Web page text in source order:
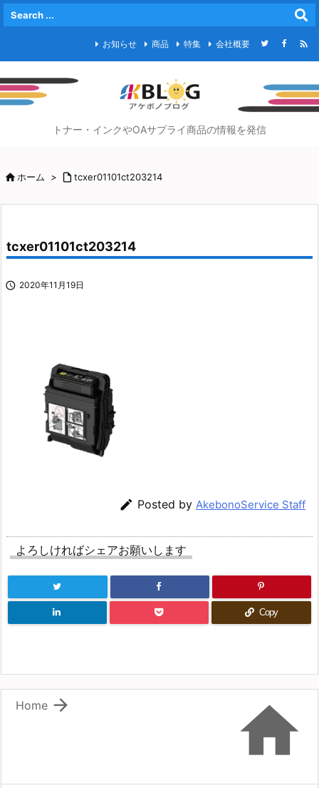
お知らせ 商品 特集 会社概要 
トナー・インクやOAサプライ商品の情報を発信
ホーム >  tcxer01101ct203214
tcxer01101ct203214
 2020年11月19日
 Posted by AkebonoService Staff
よろしければシェアお願いします
Copy


Home